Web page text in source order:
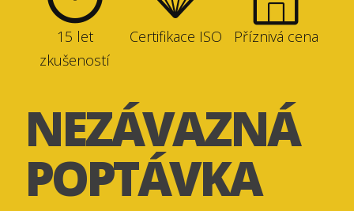
15 let
zkušeností
Certifikace ISO Příznivá cena
NEZÁVAZNÁ
POPTÁVKA